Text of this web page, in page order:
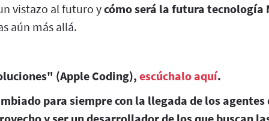
vistazo al futuro ycómo será la futura tecnología
aún más allá.
(Apple Coding), escúchalo aquí.
para siempre con la llegada de los agentes